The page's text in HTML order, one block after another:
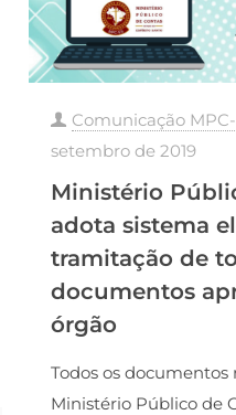
Comunicação
setembro de 2019
Ministério
adota sistema
tramitação de
documentos
órgão
Todos os documentos
Ministério Público de